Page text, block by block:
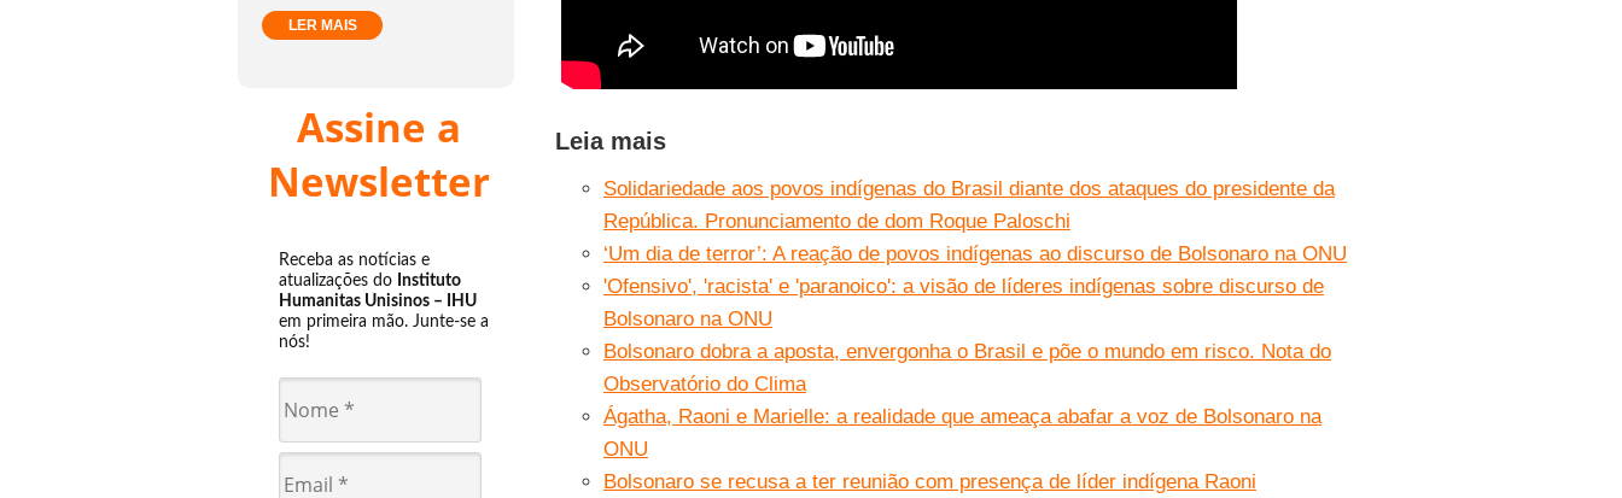
LER MAIS
Assine a
Newsletter
Receba as notícias e
atualizações do Instituto
Humanitas Unisinos – IHU
em primeira mão. Junte-se a
nós!
Leia mais
Solidariedade aos povos indígenas do Brasil diante dos ataques do presidente da
República. Pronunciamento de dom Roque Paloschi
‘Um dia de terror’: A reação de povos indígenas ao discurso de Bolsonaro na ONU
'Ofensivo', 'racista' e 'paranoico': a visão de líderes indígenas sobre discurso de
Bolsonaro na ONU
Bolsonaro dobra a aposta, envergonha o Brasil e põe o mundo em risco. Nota do
Observatório do Clima
Ágatha, Raoni e Marielle: a realidade que ameaça abafar a voz de Bolsonaro na
ONU
Bolsonaro se recusa a ter reunião com presença de líder indígena Raoni